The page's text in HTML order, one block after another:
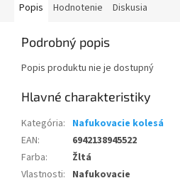
Popis Hodnotenie Diskusia
Podrobný popis
Popis produktu nie je dostupný
Kategória: Nafukovacie kolesá
EAN:
6942138945522
Farba:
Žltá
Vlastnosti: Nafukovacie